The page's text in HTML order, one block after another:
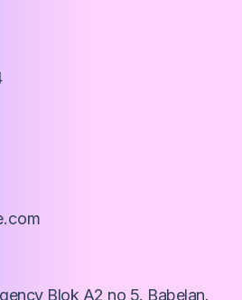
Blok A2 no 5. Babelan.